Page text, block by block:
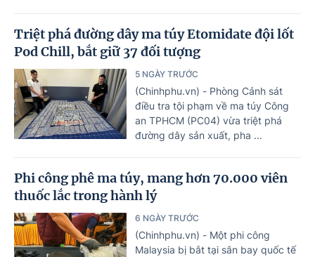
Triệt phá đường dây ma túy Etomidate đội lốt
Pod Chill, bắt giữ 37 đối tượng
5 NGÀY TRƯỚC
(Chinhphu.vn) - Phòng Cảnh sát
điều tra tội phạm về ma túy Công
an TPHCM (PC04) vừa triệt phá
đường dây sản xuất, pha ...
Phi công phê ma túy, mang hơn 70.000 viên
thuốc lắc trong hành lý
6 NGÀY TRƯỚC
(Chinhphu.vn) - Một phi công
Malaysia bị bắt tại sân bay quốc tế